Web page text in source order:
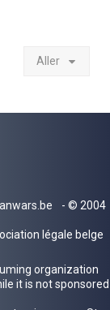
Aller
- © 2004
légale belge
organization
it is not sponsored